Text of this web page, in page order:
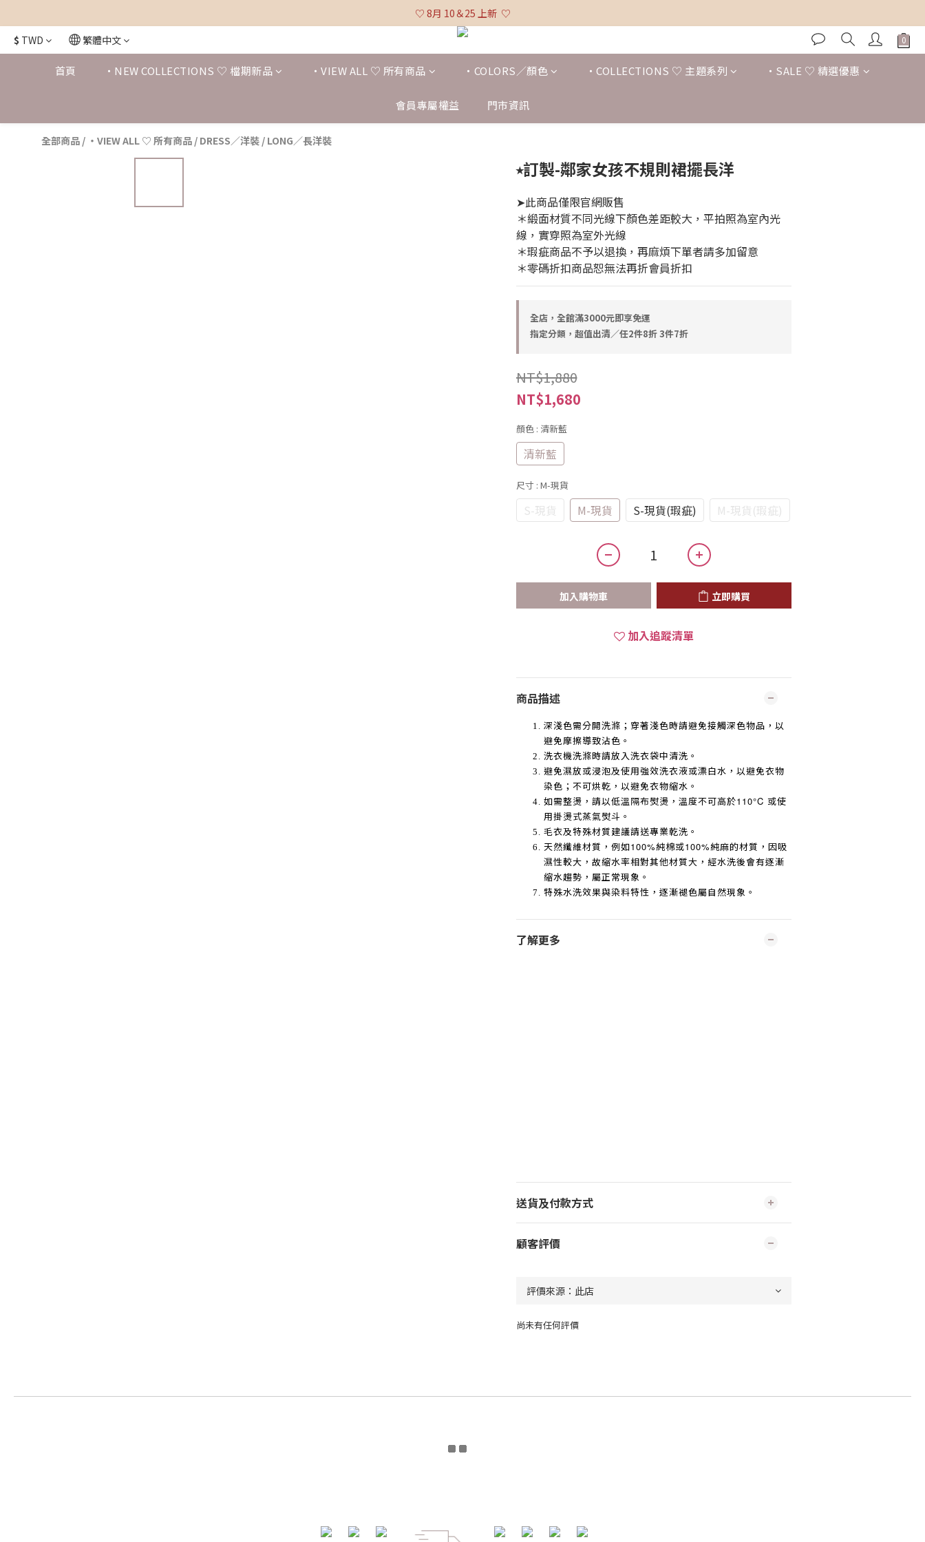
♡ 全館消費滿 $3,000 免運 (不含貨到付款及海外配送) ♡
♡ 8月 10＆25 上新  ♡
♡ 全館消費滿 $3,000 免運 (不含貨到付款及海外配送) ♡
$ TWD 繁體中文
首頁 ・NEW COLLECTIONS ♡ 檔期新品 ・VIEW ALL ♡ 所有商品 ・COLORS／顏色 ・COLLECTIONS ♡ 主題系列 ・SALE ♡ 精選優惠
會員專屬權益 門市資訊
全部商品 / ・VIEW ALL ♡ 所有商品 / DRESS／洋裝 / LONG／長洋裝
⭒訂製-鄰家女孩不規則裙擺長洋
➤此商品僅限官網販售
＊緞面材質不同光線下顏色差距較大，平拍照為室內光
線，實穿照為室外光線
＊瑕疵商品不予以退換，再麻煩下單者請多加留意
＊零碼折扣商品恕無法再折會員折扣
全店，全館滿3000元即享免運
指定分類，超值出清／任2件8折 3件7折
NT$1,880
NT$1,680
顏色 : 清新藍
清新藍
尺寸 : M-現貨
S-現貨 M-現貨 S-現貨(瑕疵) M-現貨(瑕疵)
加入購物車 立即購買
加入追蹤清單
商品描述
深淺色需分開洗滌；穿著淺色時請避免接觸深色物品，以
避免摩擦導致沾色。
洗衣機洗滌時請放入洗衣袋中清洗。
避免濕放或浸泡及使用強效洗衣液或漂白水，以避免衣物
染色；不可烘乾，以避免衣物縮水。
如需整燙，請以低溫隔布熨燙，溫度不可高於110°C 或使
用掛燙式蒸氣熨斗。
毛衣及特殊材質建議請送專業乾洗。
天然纖維材質，例如100%純棉或100%純麻的材質，因吸
濕性較大，故縮水率相對其他材質大，經水洗後會有逐漸
縮水趨勢，屬正常現象。
特殊水洗效果與染料特性，逐漸褪色屬自然現象。
了解更多
送貨及付款方式
顧客評價
尚未有任何評價